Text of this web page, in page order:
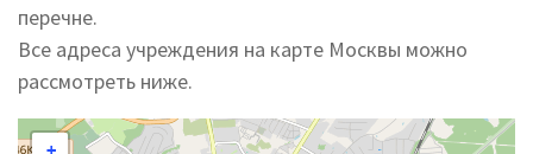
перечне.
Все адреса учреждения на карте Москвы можно
рассмотреть ниже.